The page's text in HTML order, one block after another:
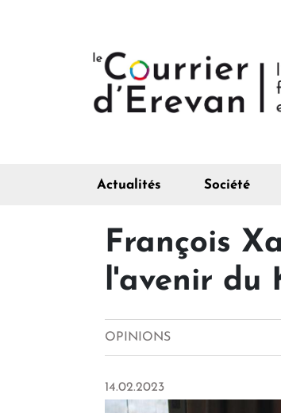
Actualités Société
François
l'avenir du
OPINIONS
14.02.2023